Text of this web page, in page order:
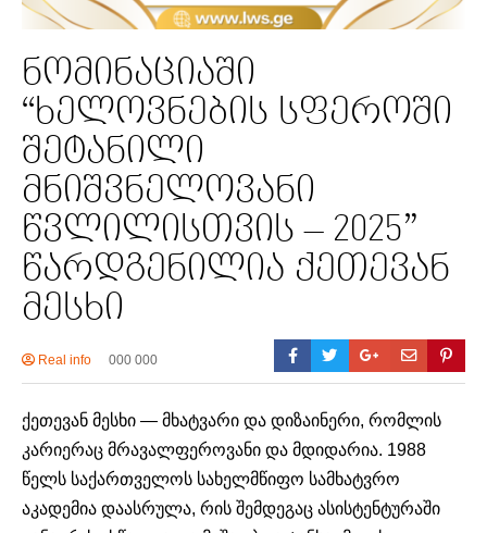
ნომინაციაში
“ხელოვნების სფეროში
შეტანილი
მნიშვნელოვანი
წვლილისთვის – 2025”
წარდგენილია ქეთევან
მესხი
Real info 000 000
ქეთევან მესხი — მხატვარი და დიზაინერი, რომლის
კარიერაც მრავალფეროვანი და მდიდარია. 1988
წელს საქართველოს სახელმწიფო სამხატვრო
აკადემია დაასრულა, რის შემდეგაც ასისტენტურაში